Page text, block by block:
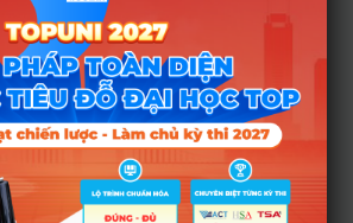
22,5 điểm
Đây là lựa chọn an
toàn cho những thí
sinh có học lực khá
nhưng vẫn muốn
theo đuổi khối
ngành kinh tế tại